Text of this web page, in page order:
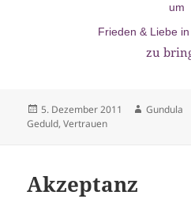
um
Frieden & Liebe
zu
Veröffentlicht
am
5. Dezember 2011 Autor
Gundula
Geduld,Vertrauen
Akzeptanz